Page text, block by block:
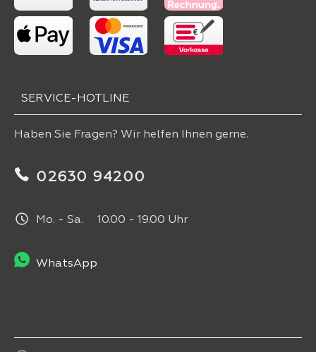
SERVICE-HOTLINE
Haben Sie Fragen? Wir helfen Ihnen gerne.
02630 94200
Mo. - Sa. 10.00 - 19.00 Uhr
WhatsApp